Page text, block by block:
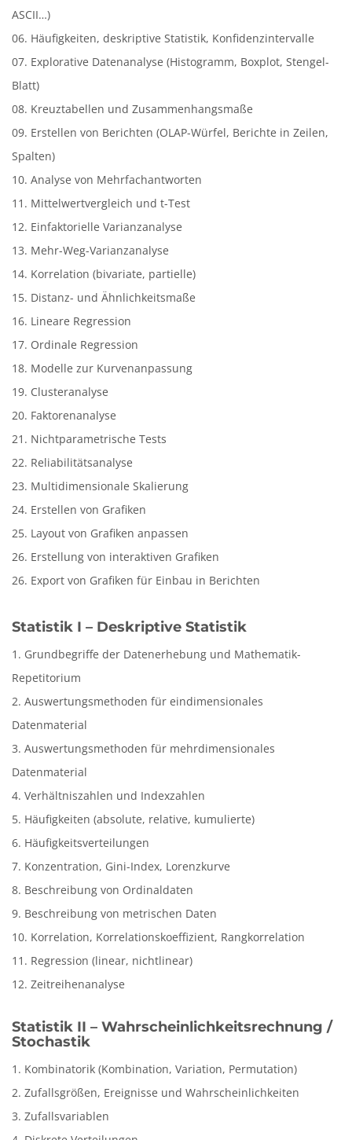
ASCII…)
06. Häufigkeiten, deskriptive Statistik, Konfidenzintervalle
07. Explorative Datenanalyse (Histogramm, Boxplot, Stengel-
Blatt)
08. Kreuztabellen und Zusammenhangsmaße
09. Erstellen von Berichten (OLAP-Würfel, Berichte in Zeilen,
Spalten)
10. Analyse von Mehrfachantworten
11. Mittelwertvergleich und t-Test
12. Einfaktorielle Varianzanalyse
13. Mehr-Weg-Varianzanalyse
14. Korrelation (bivariate, partielle)
15. Distanz- und Ähnlichkeitsmaße
16. Lineare Regression
17. Ordinale Regression
18. Modelle zur Kurvenanpassung
19. Clusteranalyse
20. Faktorenanalyse
21. Nichtparametrische Tests
22. Reliabilitätsanalyse
23. Multidimensionale Skalierung
24. Erstellen von Grafiken
25. Layout von Grafiken anpassen
26. Erstellung von interaktiven Grafiken
26. Export von Grafiken für Einbau in Berichten
Statistik I – Deskriptive Statistik
1. Grundbegriffe der Datenerhebung und Mathematik-
Repetitorium
2. Auswertungsmethoden für eindimensionales
Datenmaterial
3. Auswertungsmethoden für mehrdimensionales
Datenmaterial
4. Verhältniszahlen und Indexzahlen
5. Häufigkeiten (absolute, relative, kumulierte)
6. Häufigkeitsverteilungen
7. Konzentration, Gini-Index, Lorenzkurve
8. Beschreibung von Ordinaldaten
9. Beschreibung von metrischen Daten
10. Korrelation, Korrelationskoeffizient, Rangkorrelation
11. Regression (linear, nichtlinear)
12. Zeitreihenanalyse
Statistik II – Wahrscheinlichkeitsrechnung /
Stochastik
1. Kombinatorik (Kombination, Variation, Permutation)
2. Zufallsgrößen, Ereignisse und Wahrscheinlichkeiten
3. Zufallsvariablen